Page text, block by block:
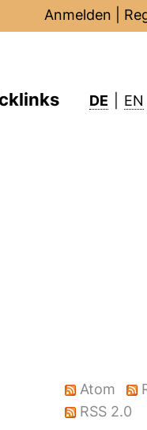
Anmelden
DE EN
Atom
RSS 2.0